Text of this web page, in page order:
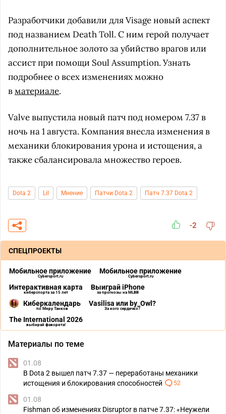
Разработчики добавили для Visage новый аспект
под названием Death Toll. С ним герой получает
дополнительное золото за убийство врагов или
ассист при помощи Soul Assumption. Узнать
подробнее о всех изменениях можно
вматериале.
Valve выпустила новый патч под номером 7.37 в
ночь на 1 августа. Компания внесла изменения в
механики блокирования урона и истощения, а
также сбалансировала множество героев.
Dota 2 Lil Мнение Патчи Dota 2 Патч 7.37 Dota 2
-2
СПЕЦПРОЕКТЫ
Мобильное приложение
Cybersport.ru
Мобильное приложение
Cybersport.ru
Интерактивная карта
киберспорта за 15 лет
Выиграй iPhone
за прогнозы на MLBB
Киберкалендарь
по Миру Танков
Vasilisa или by_Owl?
За кого сердечко?
The International 2026
выбирай фаворита!
Материалы по теме
01.08
В Dota 2 вышел патч 7.37 — переработаны механики
истощения и блокирования способностей
52
01.08
Fishman об изменениях Disruptor в патче 7.37: «Неужели